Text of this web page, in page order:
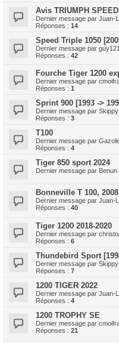
Avis TRIUMPH
Dernier message par Juan-
Réponses : 14
Speed Triple 1050
Dernier message par
Réponses : 42
Fourche Tiger 1200
Dernier message par
Réponses : 1
Sprint 900 [1993 ->
Dernier message par Skippy
Réponses : 3
T100
Dernier message par
Réponses : 4
Tiger 850 sport 2024
Dernier message par Benun
Bonneville T 100,
Dernier message par Juan-
Réponses : 40
Tiger 1200 2018-2020
Dernier message par
Réponses : 6
Thundebird Sport
Dernier message par Skippy
Réponses : 7
1200 TIGER 2022
Dernier message par Juan-
Réponses : 4
1200 TROPHY SE
Dernier message par
Réponses : 21